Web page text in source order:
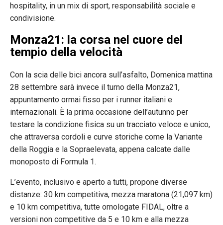
hospitality, in un mix di sport, responsabilità sociale e
condivisione.
Monza21: la corsa nel cuore del
tempio della velocità
Con la scia delle bici ancora sull’asfalto, Domenica mattina
28 settembre sarà invece il turno della Monza21,
appuntamento ormai fisso per i runner italiani e
internazionali. È la prima occasione dell’autunno per
testare la condizione fisica su un tracciato veloce e unico,
che attraversa cordoli e curve storiche come la Variante
della Roggia e la Sopraelevata, appena calcate dalle
monoposto di Formula 1.
L’evento, inclusivo e aperto a tutti, propone diverse
distanze: 30 km competitiva, mezza maratona (21,097 km)
e 10 km competitiva, tutte omologate FIDAL, oltre a
versioni non competitive da 5 e 10 km e alla mezza